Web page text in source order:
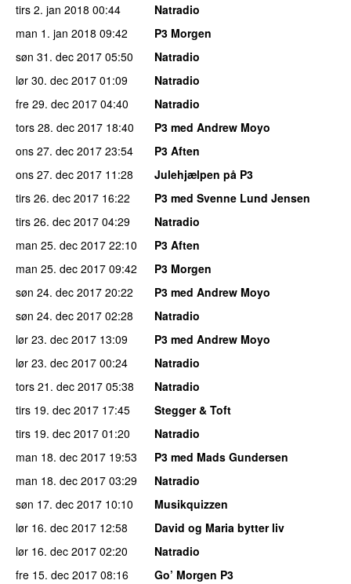
tirs 2. jan 2018 00:44
Natradio
man 1. jan 2018 09:42
P3 Morgen
søn 31. dec 2017 05:50
Natradio
lør 30. dec 2017 01:09
Natradio
fre 29. dec 2017 04:40
Natradio
tors 28. dec 2017 18:40
P3 med Andrew Moyo
ons 27. dec 2017 23:54
P3 Aften
ons 27. dec 2017 11:28
Julehjælpen på P3
tirs 26. dec 2017 16:22
P3 med Svenne Lund Jensen
tirs 26. dec 2017 04:29
Natradio
man 25. dec 2017 22:10
P3 Aften
man 25. dec 2017 09:42
P3 Morgen
søn 24. dec 2017 20:22
P3 med Andrew Moyo
søn 24. dec 2017 02:28
Natradio
lør 23. dec 2017 13:09
P3 med Andrew Moyo
lør 23. dec 2017 00:24
Natradio
tors 21. dec 2017 05:38
Natradio
tirs 19. dec 2017 17:45
Stegger & Toft
tirs 19. dec 2017 01:20
Natradio
man 18. dec 2017 19:53
P3 med Mads Gundersen
man 18. dec 2017 03:29
Natradio
søn 17. dec 2017 10:10
Musikquizzen
lør 16. dec 2017 12:58
David og Maria bytter liv
lør 16. dec 2017 02:20
Natradio
fre 15. dec 2017 08:16
Go’ Morgen P3